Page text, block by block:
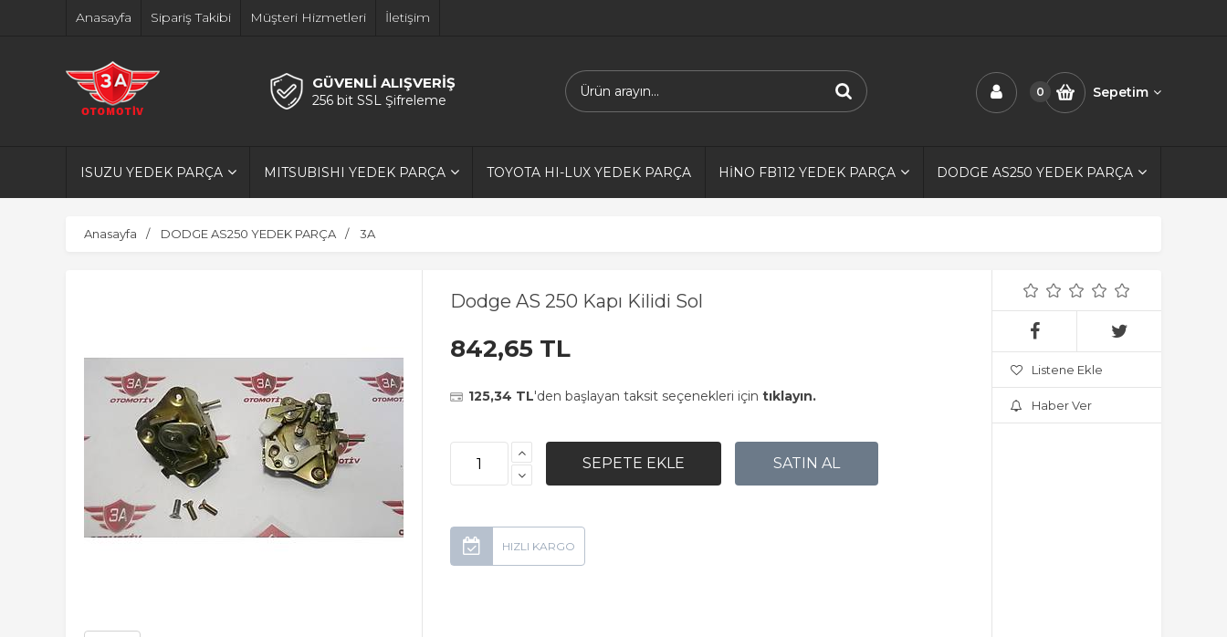
Anasayfa Sipariş Takibi Müşteri Hizmetleri İletişim
GÜVENLİ ALIŞVERİŞ
256 bit SSL Şifreleme
0 Sepetim
ISUZU YEDEK PARÇA MITSUBISHI YEDEK PARÇA TOYOTA HI-LUX YEDEK PARÇA HİNO FB112 YEDEK PARÇA DODGE AS250 YEDEK PARÇA
Anasayfa DODGE AS250 YEDEK PARÇA 3A
Dodge AS 250 Kapı Kilidi Sol
842,65 TL
125,34 TL'den başlayan taksit seçenekleri için tıklayın.
Listene Ekle
Haber Ver